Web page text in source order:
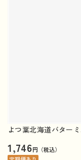
よつ葉北海道バター
1,746円（税込）